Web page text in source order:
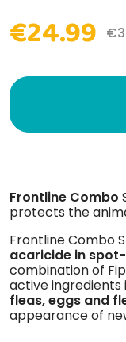
€24.99
Frontline Combo
protects the
Frontline Combo
acaricide in
combination of
active ingredients
fleas, eggs and
appearance of